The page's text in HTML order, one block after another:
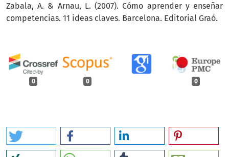
0 0 0
Zabala, A. & Arnau, L. (2007). Cómo aprender y enseñar
competencias. 11 ideas claves. Barcelona. Editorial Graó.